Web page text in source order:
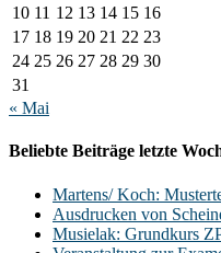
10 11 12 13 14 15 16
17 18 19 20 21 22 23
24 25 26 27 28 29 30
31
« Mai
Beliebte Beiträge letzte
Martens/ Koch:
Ausdrucken von
Musielak: Grundkurs